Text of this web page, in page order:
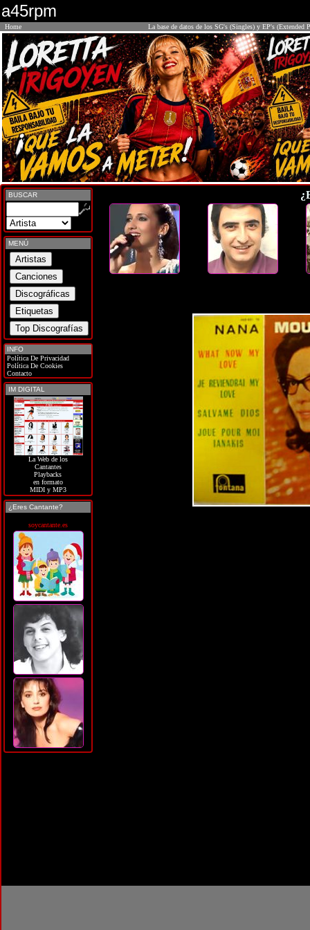
a45rpm
Home La base de datos de los SG's (Singles) y EP's (Extended
BUSCAR
MENÚ
INFO
Política De Privacidad
Política De Cookies
Contacto
IM DIGITAL
La Web de los
Cantantes
Playbacks
en formato
MIDI y MP3
¿Eres Cantante?
soycantante.es